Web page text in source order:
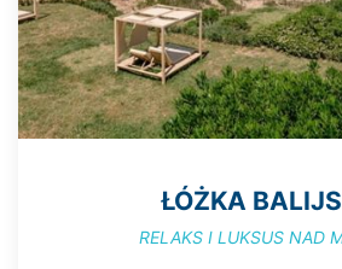
ŁÓŻKA
RELAKS I LUKSUS NAD